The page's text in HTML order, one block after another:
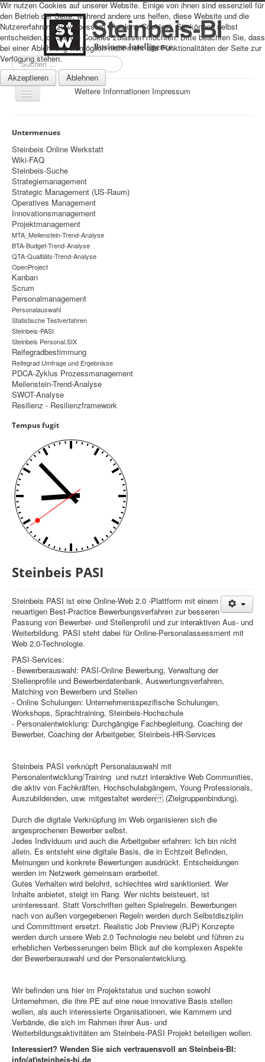
Suchen
...
Navigation
an/aus
Datenschutz
Impressum
Home
Prognosen
Beratung
Management
Controlling
Balanced Scorecard
OKR
Benchmarking
Hoshin-Kanri
Kommunikation
Entscheidungsregeln
Aktuelle Seite:
Personalmanagement
Untermenues
Steinbeis Online Werkstatt
Wiki-FAQ
Steinbeis-Suche
Strategiemanagement
Strategic Management (US-Raum)
Operatives Management
Innovationsmanagement
Projektmanagement
MTA_Meilenstein-Trend-Analyse
BTA-Budget-Trend-Analyse
QTA-Qualtiäts-Trend-Analyse
OpenProject
Kanban
Scrum
Personalmanagement
Personalauswahl
Statistische Testverfahren
Steinbeis-PASI
Steinbeis Personal.SIX
Reifegradbestimmung
Reifegrad Umfrage und Ergebnisse
PDCA-Zyklus Prozessmanagement
Meilenstein-Trend-Analyse
SWOT-Analyse
Resilienz - Resilienzframework
Tempus fugit
Steinbeis PASI
Steinbeis PASI ist eine Online-Web 2.0 -Plattform mit einem
neuartigen Best-Practice Bewerbungsverfahren zur besseren
Passung von Bewerber- und Stellenprofil und zur interaktiven Aus- und
Weiterbildung. PASI steht dabei für Online-Personalassessment mit
Web 2.0-Technologie.
PASI-Services:
- Bewerberauswahl: PASI-Online Bewerbung, Verwaltung der
Stellenprofile und Bewerberdatenbank, Auswertungsverfahren,
Matching von Bewerbern und Stellen
- Online Schulungen: Unternehmensspezifische Schulungen,
Workshops, Sprachtraining, Steinbeis-Hochschule
- Personalentwicklung: Durchgängige Fachbegleitung, Coaching der
Bewerber, Coaching der Arbeitgeber, Steinbeis-HR-Services
Steinbeis PASI verknüpft Personalauswahl mit
Personalentwicklung/Training und nutzt interaktive Web Communities,
die aktiv von Fachkräften, Hochschulabgängern, Young Professionals,
Auszubildenden, usw. mitgestaltet werden (Zielgruppenbindung).
Durch die digitale Verknüpfung im Web organisieren sich die
angesprochenen Bewerber selbst.
Jedes Individuum und auch die Arbeitgeber erfahren: Ich bin nicht
allein. Es entsteht eine digitale Basis, die in Echtzeit Befinden,
Meinungen und konkrete Bewertungen ausdrückt. Entscheidungen
werden im Netzwerk gemeinsam erarbeitet.
Gutes Verhalten wird belohnt, schlechtes wird sanktioniert. Wer
Inhalte anbietet, steigt im Rang. Wer nichts beisteuert, ist
uninteressant. Statt Vorschriften gelten Spielregeln. Bewerbungen
nach von außen vorgegebenen Regeln werden durch Selbstdisziplin
und Committment ersetzt. Realistic Job Preview (RJP) Konzepte
werden durch unsere Web 2.0 Technologie neu belebt und führen zu
erheblichen Verbesserungen beim Blick auf die komplexen Aspekte
der Bewerberauswahl und der Personalentwicklung.
Wir befinden uns hier im Projektstatus und suchen sowohl
Unternehmen, die ihre PE auf eine neue innovative Basis stellen
wollen, als auch interessierte Organisationen, wie Kammern und
Verbände, die sich im Rahmen ihrer Aus- und
Weiterbildungsaktivitäten am Steinbeis-PASI Projekt beteiligen wollen.
Interessiert? Wenden Sie sich vertrauensvoll an Steinbeis-BI:
info(at)steinbeis-bi.de
Wir nutzen Cookies auf unserer Website. Einige von ihnen sind essenziell für
den Betrieb der Seite, während andere uns helfen, diese Website und die
Nutzererfahrung zu verbessern (Tracking Cookies). Sie können selbst
entscheiden, ob Sie die Cookies zulassen möchten. Bitte beachten Sie, dass
bei einer Ablehnung womöglich nicht mehr alle Funktionalitäten der Seite zur
Verfügung stehen.
Akzeptieren
Ablehnen
Weitere Informationen Impressum